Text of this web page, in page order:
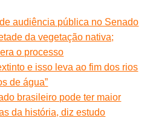
audiência pública no Senado
da vegetação nativa;
o processo
e isso leva ao fim dos rios
de água”
brasileiro pode ter maior
da história, diz estudo